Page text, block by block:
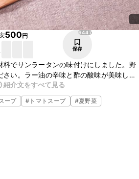
500円 6447
保存
料でサンラータンの味付けにしました。野
い。ラー油の辛味と酢の酸味が美味しい
の量はお好みで調整してください。辛いの
量を増やしてください！
紹介文をすべて見る
ープ # トマトスープ #夏野菜